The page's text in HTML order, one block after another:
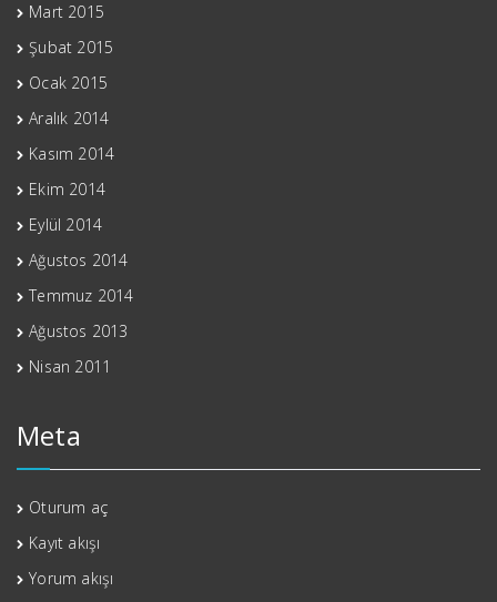
Mart 2015
Şubat 2015
Ocak 2015
Aralık 2014
Kasım 2014
Ekim 2014
Eylül 2014
Ağustos 2014
Temmuz 2014
Ağustos 2013
Nisan 2011
Meta
Oturum aç
Kayıt akışı
Yorum akışı